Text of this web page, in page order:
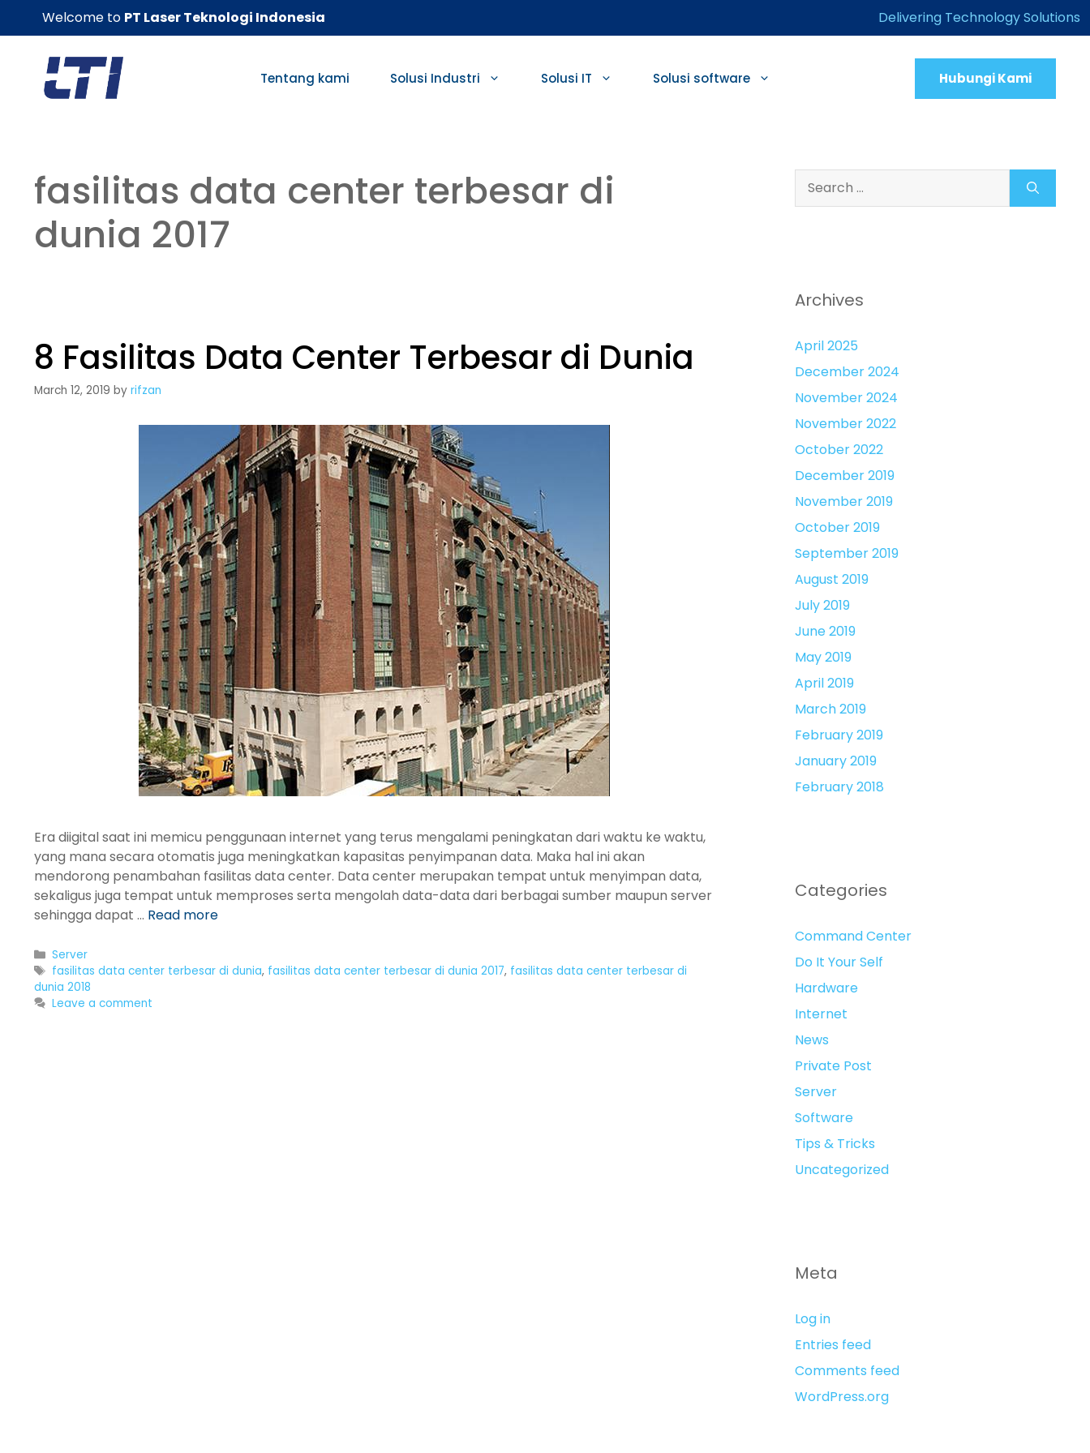
Welcome to PT Laser Teknologi Indonesia Delivering Technology Solutions
Tentang kami Solusi Industri Solusi IT Solusi software Hubungi Kami
fasilitas data center terbesar di
dunia 2017
8 Fasilitas Data Center Terbesar di Dunia
March 12, 2019 by rifzan
Era diigital saat ini memicu penggunaan internet yang terus mengalami peningkatan dari waktu ke waktu,
yang mana secara otomatis juga meningkatkan kapasitas penyimpanan data. Maka hal ini akan
mendorong penambahan fasilitas data center. Data center merupakan tempat untuk menyimpan data,
sekaligus juga tempat untuk memproses serta mengolah data-data dari berbagai sumber maupun server
sehingga dapat … Read more
Categories
Server
Tags
fasilitas data center terbesar di dunia, fasilitas data center terbesar di dunia 2017, fasilitas data center terbesar di
dunia 2018
Leave a comment
for:
Archives
April 2025
December 2024
November 2024
November 2022
October 2022
December 2019
November 2019
October 2019
September 2019
August 2019
July 2019
June 2019
May 2019
April 2019
March 2019
February 2019
January 2019
February 2018
Categories
Command Center
Do It Your Self
Hardware
Internet
News
Private Post
Server
Software
Tips & Tricks
Uncategorized
Meta
Log in
Entries feed
Comments feed
WordPress.org